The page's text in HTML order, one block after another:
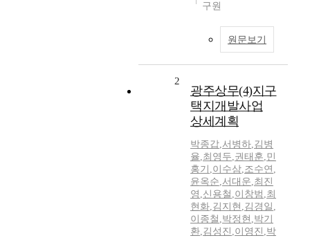
구원
원문보기
2
광주상무(4)지구
택지개발사업
상세계획
박종갑,서병하,김병
율,최영두,권태훈,민
홍기 ,이수삼,조수연 ,
윤옥순,서대운,최진
영 ,신용철 ,이창범 ,최
현화,김지현 ,김경일 ,
이종철 ,박정현 ,박기
환,김성진 ,이영진 ,박